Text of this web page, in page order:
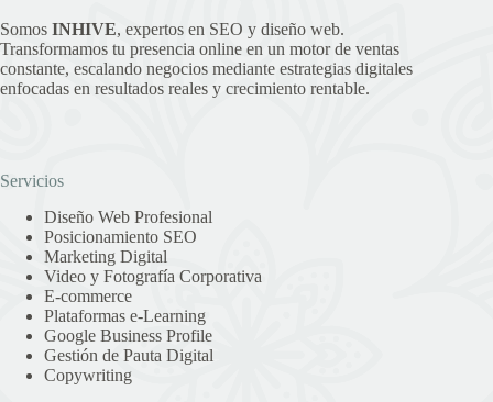
Somos INHIVE, expertos en SEO y diseño web.
Transformamos tu presencia online en un motor de ventas
constante, escalando negocios mediante estrategias digitales
enfocadas en resultados reales y crecimiento rentable.
Servicios
Diseño Web Profesional
Posicionamiento SEO
Marketing Digital
Video y Fotografía Corporativa
E-commerce
Plataformas e-Learning
Google Business Profile
Gestión de Pauta Digital
Copywriting